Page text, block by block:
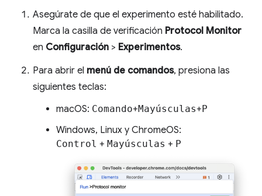
Asegúrate de que el experimento esté habilitado.
Marca la casilla de verificación Protocol Monitor
en Configuración > Experimentos.
Para abrir el menú de comandos, presiona las
siguientes teclas:
macOS: Comando+Mayúsculas+P
Windows, Linux y ChromeOS:
Control + Mayúsculas + P